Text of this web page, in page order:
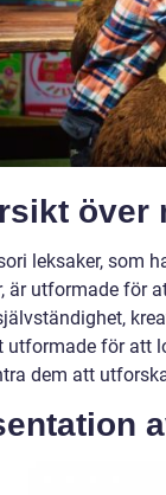
över
leksaker, som
är utformade för
utformade för att
dem att